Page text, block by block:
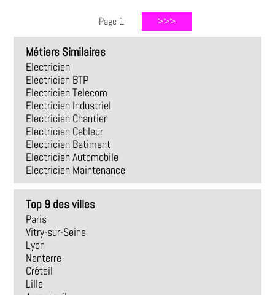
Page 1
Métiers Similaires
Electricien
Electricien BTP
Electricien Telecom
Electricien Industriel
Electricien Chantier
Electricien Cableur
Electricien Batiment
Electricien Automobile
Electricien Maintenance
Top 9 des villes
Paris
Vitry-sur-Seine
Lyon
Nanterre
Créteil
Lille